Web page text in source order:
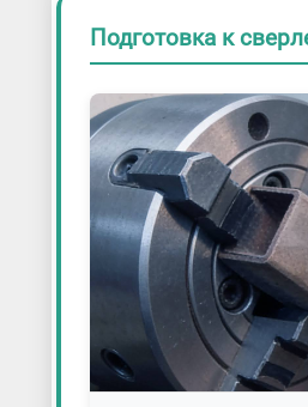
Подготовка к